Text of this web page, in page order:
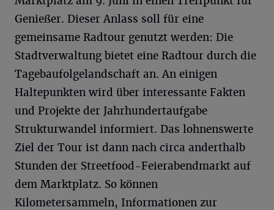
Genießer. Dieser Anlass soll für eine
gemeinsame Radtour genutzt werden: Die
Stadtverwaltung bietet eine Radtour durch die
Tagebaufolgelandschaft an. An einigen
Haltepunkten wird über interessante Fakten
und Projekte der Jahrhundertaufgabe
Strukturwandel informiert. Das lohnenswerte
Ziel der Tour ist dann nach circa anderthalb
Stunden der Streetfood-Feierabendmarkt auf
dem Marktplatz. So können
Kilometersammeln, Informationen zur